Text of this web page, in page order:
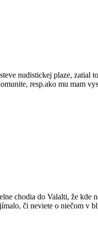
nudistickej plaze,
resp.ako mu mam
chodia do Valalti, že kde
či neviete o niečom v